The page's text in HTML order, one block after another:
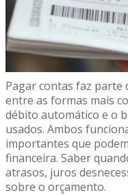
Pagar contas faz parte
entre as formas mais
débito automático e o
usados. Ambos
importantes que
financeira. Saber
atrasos, juros
sobre o orçamento.